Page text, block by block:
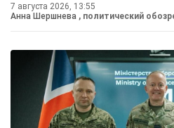
7 августа 2026, 13:55
Анна Шершнева , политический